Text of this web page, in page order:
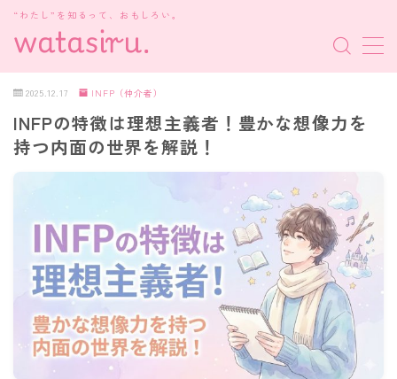
“わたし”を知るって、おもしろい。
MENU
MBTI診断
HSP・HSE
新着記事
2025.12.17 INFP（仲介者）
INFPの特徴は理想主義者！豊かな想像力を
持つ内面の世界を解説！